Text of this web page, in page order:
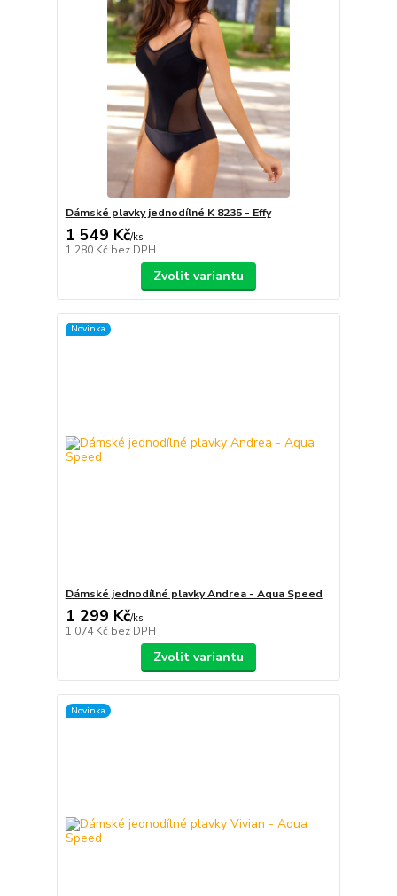
Dámské plavky jednodílné K 8235 - Effy
1 549 Kč/ks
1 280 Kč bez DPH
Zvolit variantu
Novinka
Dámské jednodílné plavky Andrea - Aqua Speed
1 299 Kč/ks
1 074 Kč bez DPH
Zvolit variantu
Novinka